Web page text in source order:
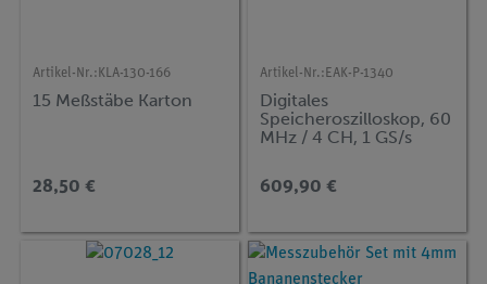
Artikel-Nr.: KLA-130-166
15 Meßstäbe Karton
28,50 €
Artikel-Nr.: EAK-P-1340
Digitales
Speicheroszilloskop, 60
MHz / 4 CH, 1 GS/s
609,90 €